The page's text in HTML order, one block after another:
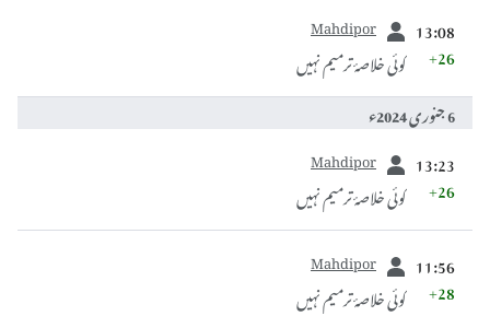
13:08
Mahdipor
+26 کوئی خلاصۂ ترمیم نہیں
6 جنوری 2024ء
13:23
Mahdipor
+26 کوئی خلاصۂ ترمیم نہیں
11:56
Mahdipor
+28 کوئی خلاصۂ ترمیم نہیں